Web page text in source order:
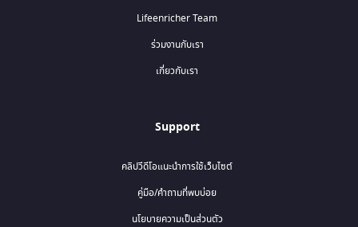
Lifeenricher Team
ร่วมงานกับเรา
เกี่ยวกับเรา
Support
คลิปวีดีโอแนะนำการใช้เว็บไซต์
คู่มือ/คำถามที่พบบ่อย
นโยบายความเป็นส่วนตัว